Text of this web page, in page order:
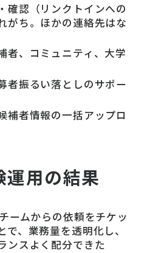
確認（リンクトインへの
がち。ほかの連絡先はな
者、コミュニティ、大学
者振るい落としのサポー
補者情報の一括アップロ
運用の結果
ームからの依頼をチケッ
で、業務量を透明化し、
ンスよく配分できた